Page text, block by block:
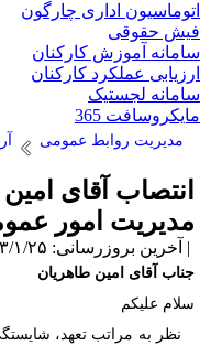
اداری چارگون
حقوقی
آموزش کارکنان
عملکرد کارکنان
لجستیک
365
مدیریت روابط عمومی
آقای
امور
بروزرسانی: ۱۴۰۳/۱/۲۵ |
آقای امین طاهریان
علیکم
به مراتب تعهد، شایستگی